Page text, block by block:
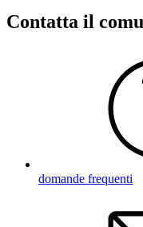
Contatta il
domande frequenti